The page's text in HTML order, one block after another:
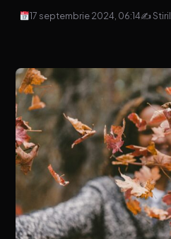
17 septembrie 2024, 06:14✍